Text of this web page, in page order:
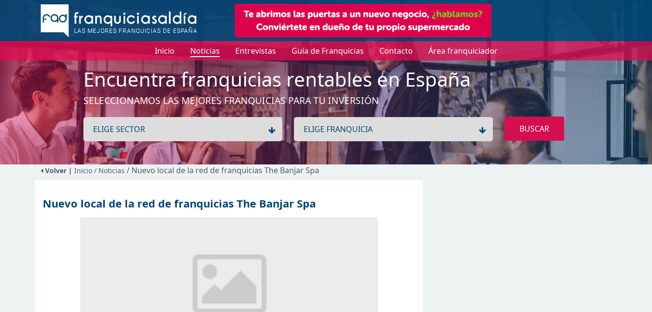
Inicio Noticias Entrevistas Guía de Franquicias Contacto Área franquiciador
Encuentra franquicias rentables en España
SELECCIONAMOS LAS MEJORES FRANQUICIAS PARA TU INVERSIÓN
BUSCAR
Volver | Inicio / Noticias / Nuevo local de la red de franquicias The Banjar Spa
Nuevo local de la red de franquicias The Banjar Spa